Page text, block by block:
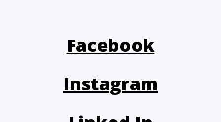
Facebook
Instagram